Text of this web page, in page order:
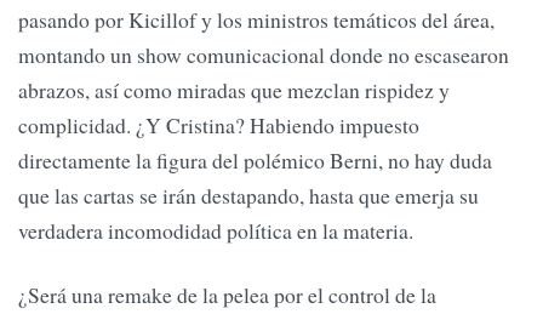
pasando por Kicillof y los ministros temáticos del área,
montando un show comunicacional donde no escasearon
abrazos, así como miradas que mezclan rispidez y
complicidad. ¿Y Cristina? Habiendo impuesto
directamente la figura del polémico Berni, no hay duda
que las cartas se irán destapando, hasta que emerja su
verdadera incomodidad política en la materia.
¿Será una remake de la pelea por el control de la